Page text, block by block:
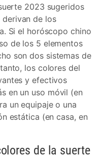
2023 sugeridos
derivan de los
Si el horóscopo chino
de los 5 elementos
son dos sistemas de
los colores del
y efectivos
en un uso móvil (en
un equipaje o una
estática (en casa, en
de la suerte